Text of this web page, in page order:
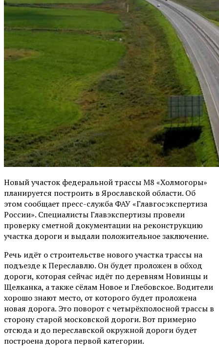
Новый участок федеральной трассы М8 «Холмогоры»
планируется построить в Ярославской области. Об
этом сообщает пресс-служба ФАУ «Главгосэкспертиза
России». Специалисты Главэкспертизы провели
проверку сметной документации на реконструкцию
участка дороги и выдали положительное заключение.
Речь идёт о строительстве нового участка трассы на
подъезде к Переславлю. Он будет проложен в обход
дороги, которая сейчас идёт по деревням Новинцы и
Щелканка, а также сёлам Новое и Глебовское. Водители
хорошо знают место, от которого будет проложена
новая дорога. Это поворот с четырёхполосной трассы в
сторону старой московской дороги. Вот примерно
отсюда и до переславской окружной дороги будет
построена дорога первой категории.